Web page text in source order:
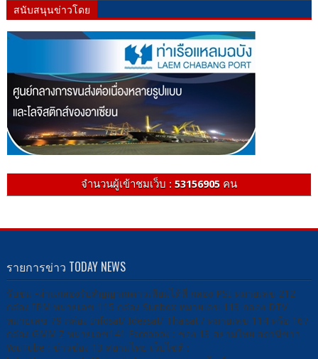
สนับสนุนข่าวโดย
จำนวนผู้เข้าชมเว็บ : 53156905คน
รายการข่าว TODAY NEWS
รับชม -ผ่านกล่องรับสัญญาณดาวเทียมได้ที่ กล่อง PSI หมายเลข 212
กล่อง IPM หมายเลข 115 กล่อง Sunbox หมายเลข 113 กล่อง DTV
หมายเลข 79 กล่อง Infosat/ Ideasat/ Thaisat / หมายเลข 114 หรือ 167
กล่อง GMM Z หมายเลข141 Facebook : ช่อง 13 สยามไทย สถานีข่าว
YouTube : ข่าวช่อง 13 สยามไทย เว็บไซต์ :